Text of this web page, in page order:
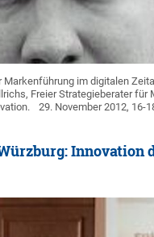
Markenführung im digitalen
Freier Strategieberater für
29. November 2012, 16-
Innovation